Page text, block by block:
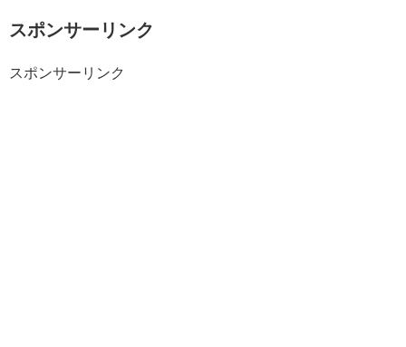
スポンサーリンク
スポンサーリンク